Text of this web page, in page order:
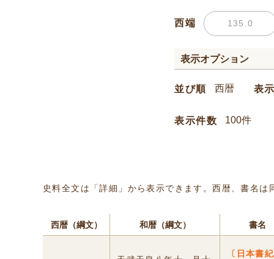
西端
表示オプション
並び順 表
表示件数
史料全文は「詳細」から表示できます。西暦、書名
西暦（綱文） 和暦（綱文） 書名
〔日本書